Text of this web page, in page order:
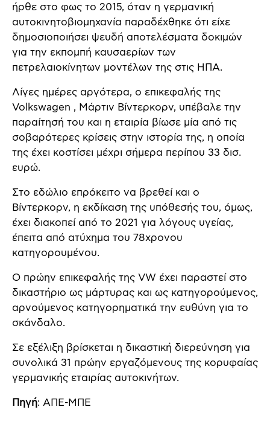
ήρθε στο φως το 2015, όταν η γερμανική
αυτοκινητοβιομηχανία παραδέχθηκε ότι είχε
δημοσιοποιήσει ψευδή αποτελέσματα δοκιμών
για την εκπομπή καυσαερίων των
πετρελαιοκίνητων μοντέλων της στις ΗΠΑ.
Λίγες ημέρες αργότερα, ο επικεφαλής της
Volkswagen , Μάρτιν Βίντερκορν, υπέβαλε την
παραίτησή του και η εταιρία βίωσε μία από τις
σοβαρότερες κρίσεις στην ιστορία της, η οποία
της έχει κοστίσει μέχρι σήμερα περίπου 33 δισ.
ευρώ.
Στο εδώλιο επρόκειτο να βρεθεί και ο
Βίντερκορν, η εκδίκαση της υπόθεσής του, όμως,
έχει διακοπεί από το 2021 για λόγους υγείας,
έπειτα από ατύχημα του 78χρονου
κατηγορουμένου.
Ο πρώην επικεφαλής της VW έχει παραστεί στο
δικαστήριο ως μάρτυρας και ως κατηγορούμενος,
αρνούμενος κατηγορηματικά την ευθύνη για το
σκάνδαλο.
Σε εξέλιξη βρίσκεται η δικαστική διερεύνηση για
συνολικά 31 πρώην εργαζόμενους της κορυφαίας
γερμανικής εταιρίας αυτοκινήτων.
Πηγή: ΑΠΕ-ΜΠΕ